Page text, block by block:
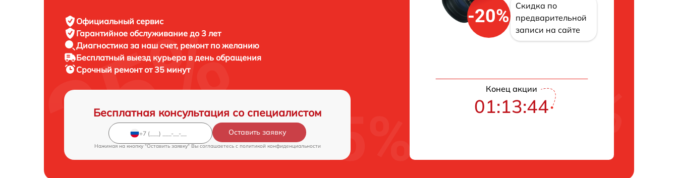
Официальный сервис
Гарантийное обслуживание до 3 лет
Диагностика за наш счет, ремонт по желанию
Бесплатный выезд курьера в день обращения
Срочный ремонтот 35 минут
Бесплатная консультация со специалистом
Оставить заявку
Нажимая на кнопку "Оставить заявку" Вы соглашаетесь c политикой конфиденциальности
-20%
Скидка по
предварительной
записи на сайте
Конец акции
01:13:43